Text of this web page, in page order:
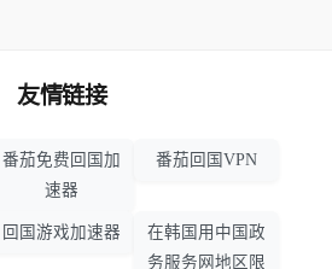
友情链接
番茄免费回国加
速器
番茄回国VPN
回国游戏加速器
在韩国用中国政
务服务网地区限